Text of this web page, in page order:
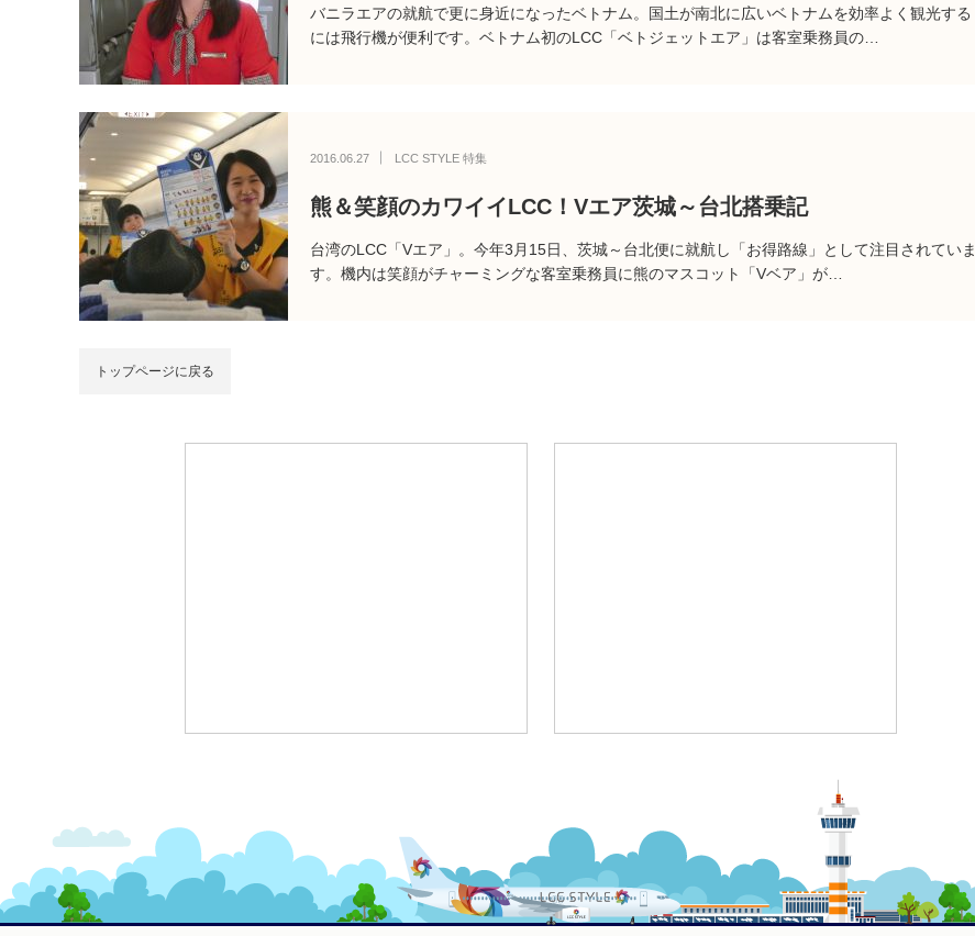
バニラエアの就航で更に身近になったベトナム。国土が南北に広いベトナムを効率よく観光する
には飛行機が便利です。ベトナム初のLCC「ベトジェットエア」は客室乗務員の…
2016.06.27 LCC STYLE 特集
熊＆笑顔のカワイイLCC！Vエア茨城～台北搭乗記
台湾のLCC「Vエア」。今年3月15日、茨城～台北便に就航し「お得路線」として注目されていま
す。機内は笑顔がチャーミングな客室乗務員に熊のマスコット「Vベア」が…
トップページに戻る